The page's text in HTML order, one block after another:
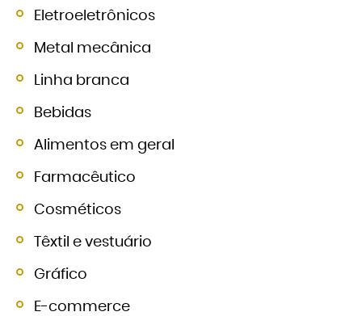
Eletroeletrônicos
Metal mecânica
Linha branca
Bebidas
Alimentos em geral
Farmacêutico
Cosméticos
Têxtil e vestuário
Gráfico
E-commerce